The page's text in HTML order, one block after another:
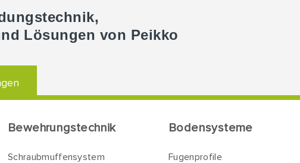
Lösungen von Peikko
Bewehrungstechnik
Schraubmuffensystem
Bodensysteme
Fugenprofile